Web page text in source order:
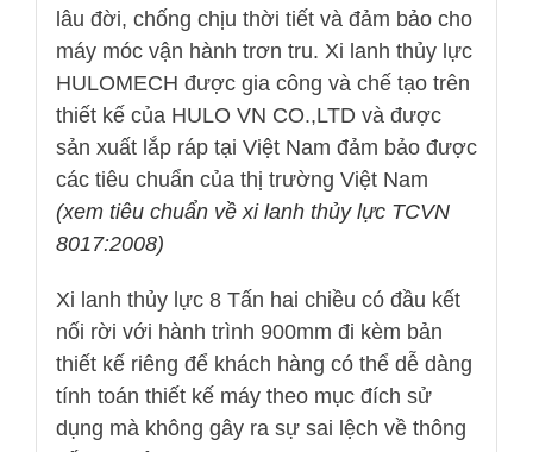
lâu đời, chống chịu thời tiết và đảm bảo cho
máy móc vận hành trơn tru. Xi lanh thủy lực
HULOMECH được gia công và chế tạo trên
thiết kế của HULO VN CO.,LTD và được
sản xuất lắp ráp tại Việt Nam đảm bảo được
các tiêu chuẩn của thị trường Việt Nam
(xem tiêu chuẩn về xi lanh thủy lực TCVN
8017:2008)
Xi lanh thủy lực 8 Tấn hai chiều có đầu kết
nối rời với hành trình 900mm đi kèm bản
thiết kế riêng để khách hàng có thể dễ dàng
tính toán thiết kế máy theo mục đích sử
dụng mà không gây ra sự sai lệch về thông